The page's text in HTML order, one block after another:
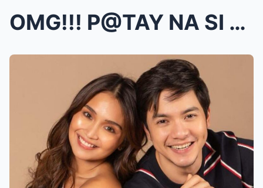
OMG!!! P@TAY NA SI Alden! MISS na ni Kathryn si Al...